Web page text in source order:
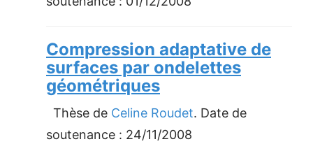
Compression adaptative de
surfaces par ondelettes
géométriques
Thèse de Celine Roudet. Date de
soutenance : 24/11/2008